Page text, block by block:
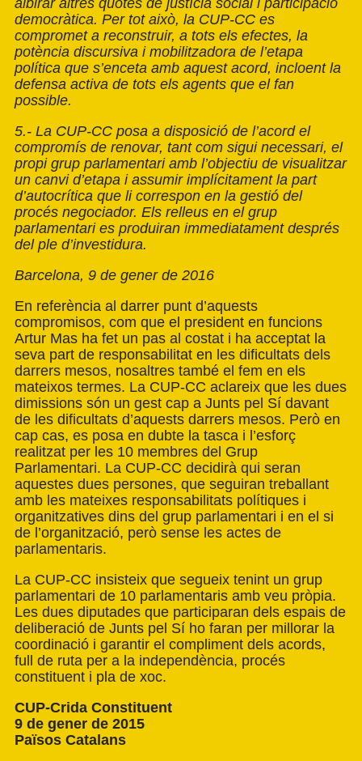
albirar altres quotes de justícia social i participació
democràtica. Per tot això, la CUP-CC es
compromet a reconstruir, a tots els efectes, la
potència discursiva i mobilitzadora de l’etapa
política que s’enceta amb aquest acord, incloent la
defensa activa de tots els agents que el fan
possible.
5.- La CUP-CC posa a disposició de l’acord el
compromís de renovar, tant com sigui necessari, el
propi grup parlamentari amb l’objectiu de visualitzar
un canvi d’etapa i assumir implícitament la part
d’autocrítica que li correspon en la gestió del
procés negociador. Els relleus en el grup
parlamentari es produiran immediatament després
del ple d’investidura.
Barcelona, 9 de gener de 2016
En referència al darrer punt d’aquests
compromisos, com que el president en funcions
Artur Mas ha fet un pas al costat i ha acceptat la
seva part de responsabilitat en les dificultats dels
darrers mesos, nosaltres també el fem en els
mateixos termes. La CUP-CC aclareix que les dues
dimissions són un gest cap a Junts pel Sí davant
de les dificultats d’aquests darrers mesos. Però en
cap cas, es posa en dubte la tasca i l’esforç
realitzat per les 10 membres del Grup
Parlamentari. La CUP-CC decidirà qui seran
aquestes dues persones, que seguiran treballant
amb les mateixes responsabilitats polítiques i
organitzatives dins del grup parlamentari i en el si
de l’organització, però sense les actes de
parlamentaris.
La CUP-CC insisteix que segueix tenint un grup
parlamentari de 10 parlamentaris amb veu pròpia.
Les dues diputades que participaran dels espais de
deliberació de Junts pel Sí ho faran per millorar la
coordinació i garantir el compliment dels acords,
full de ruta per a la independència, procés
constituent i pla de xoc.
CUP-Crida Constituent
9 de gener de 2015
Països Catalans